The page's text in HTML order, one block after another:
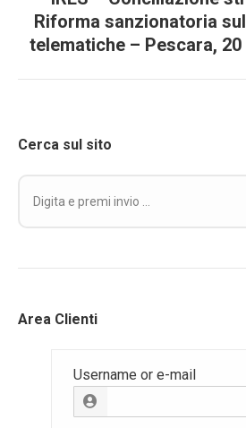
post:
Riforma sanzionatoria
telematiche – Pescara,
Cerca sul sito
Area Clienti
Username or e-mail